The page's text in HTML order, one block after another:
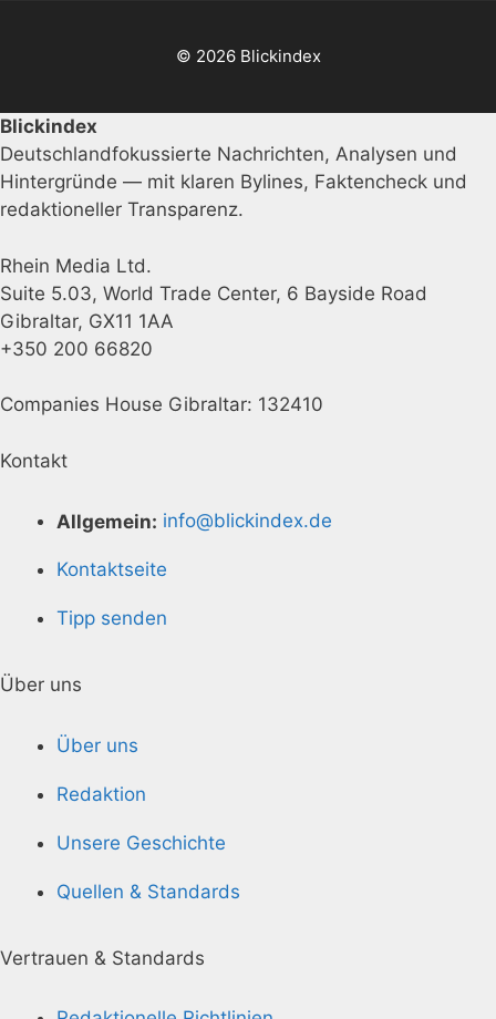
© 2026 Blickindex
Blickindex
Deutschlandfokussierte Nachrichten, Analysen und
Hintergründe — mit klaren Bylines, Faktencheck und
redaktioneller Transparenz.
Rhein Media Ltd.
Suite 5.03, World Trade Center, 6 Bayside Road
Gibraltar, GX11 1AA
+350 200 66820
Companies House Gibraltar: 132410
Kontakt
Allgemein: info@blickindex.de
Kontaktseite
Tipp senden
Über uns
Über uns
Redaktion
Unsere Geschichte
Quellen & Standards
Vertrauen & Standards